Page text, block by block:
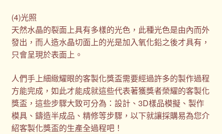
(4)光照
天然水晶的裂面上具有多樣的光色，此種光色是由內而外
發出，而人造水晶切面上的光是加入氧化鉛之後才具有，
只會呈現於表面上。
人們手上細緻耀眼的客製化獎盃需要經過許多的製作過程
方能完成，如此才能成就這些代表著獲獎者榮耀的客製化
獎盃，這些步驟大致可分為：設計、3D樣品模擬、製作
模具、鑄造半成品、精修等步驟，以下就讓採購易為您介
紹客製化獎盃的生產全過程吧！